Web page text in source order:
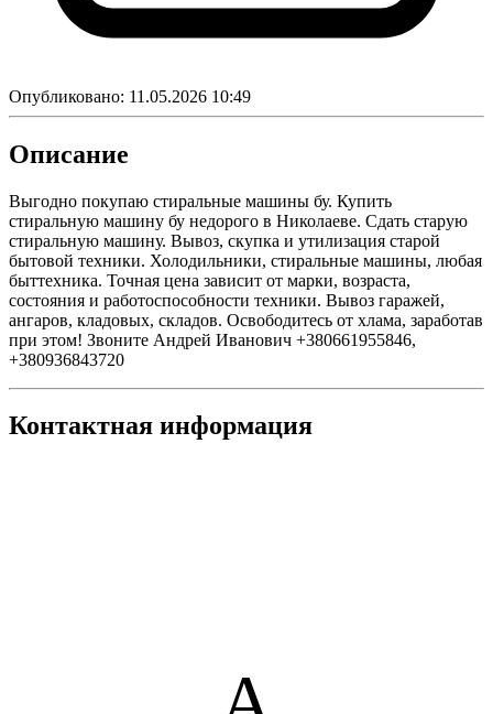
Опубликовано: 11.05.2026 10:49
Описание
Выгодно покупаю стиральные машины бу. Купить
стиральную машину бу недорого в Николаеве. Сдать старую
стиральную машину. Вывоз, скупка и утилизация старой
бытовой техники. Холодильники, стиральные машины, любая
быттехника. Точная цена зависит от марки, возраста,
состояния и работоспособности техники. Вывоз гаражей,
ангаров, кладовых, складов. Освободитесь от хлама, заработав
при этом! Звоните Андрей Иванович +380661955846,
+380936843720
Контактная информация